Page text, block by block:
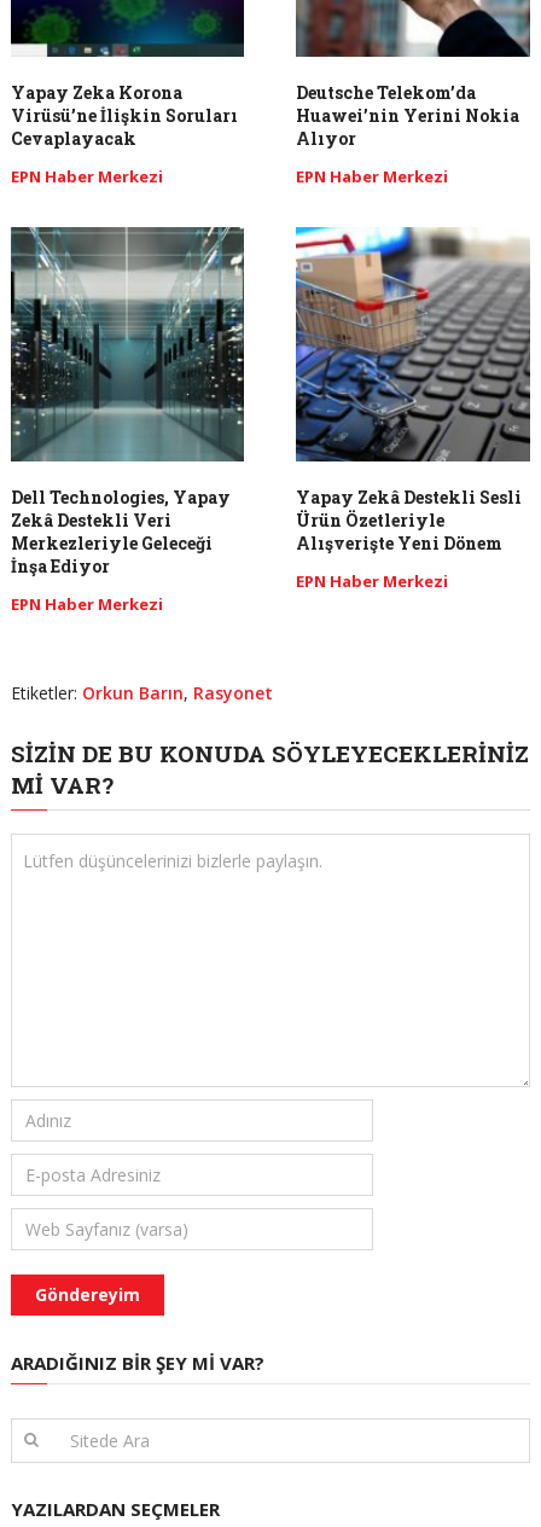
Yapay Zeka Korona
Virüsü’ne İlişkin Soruları
Cevaplayacak
EPN Haber Merkezi
Deutsche Telekom’da
Huawei’nin Yerini Nokia
Alıyor
EPN Haber Merkezi
Dell Technologies, Yapay
Zekâ Destekli Veri
Merkezleriyle Geleceği
İnşa Ediyor
EPN Haber Merkezi
Yapay Zekâ Destekli Sesli
Ürün Özetleriyle
Alışverişte Yeni Dönem
EPN Haber Merkezi
Etiketler: Orkun Barın, Rasyonet
SIZIN DE BU KONUDA SÖYLEYECEKLERINIZ
MI VAR?
ARADIĞINIZ BIR ŞEY MI VAR?
YAZILARDAN SEÇMELER